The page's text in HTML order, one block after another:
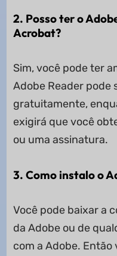
2. Posso ter o
Acrobat?
Sim, você pode ter
Adobe Reader pode
gratuitamente,
exigirá que você
ou uma assinatura.
3. Como instalo o
Você pode baixar a
da Adobe ou de
com a Adobe.